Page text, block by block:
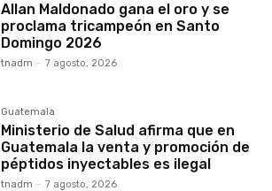
Allan Maldonado gana el oro y se
proclama tricampeón en Santo
Domingo 2026
tnadm - 7 agosto, 2026
Guatemala
Ministerio de Salud afirma que en
Guatemala la venta y promoción de
péptidos inyectables es ilegal
tnadm - 7 agosto, 2026